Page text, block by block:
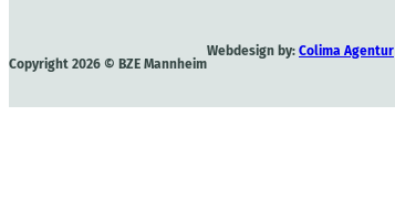
Copyright 2026 © BZE Mannheim
Webdesign by: Colima Agentur